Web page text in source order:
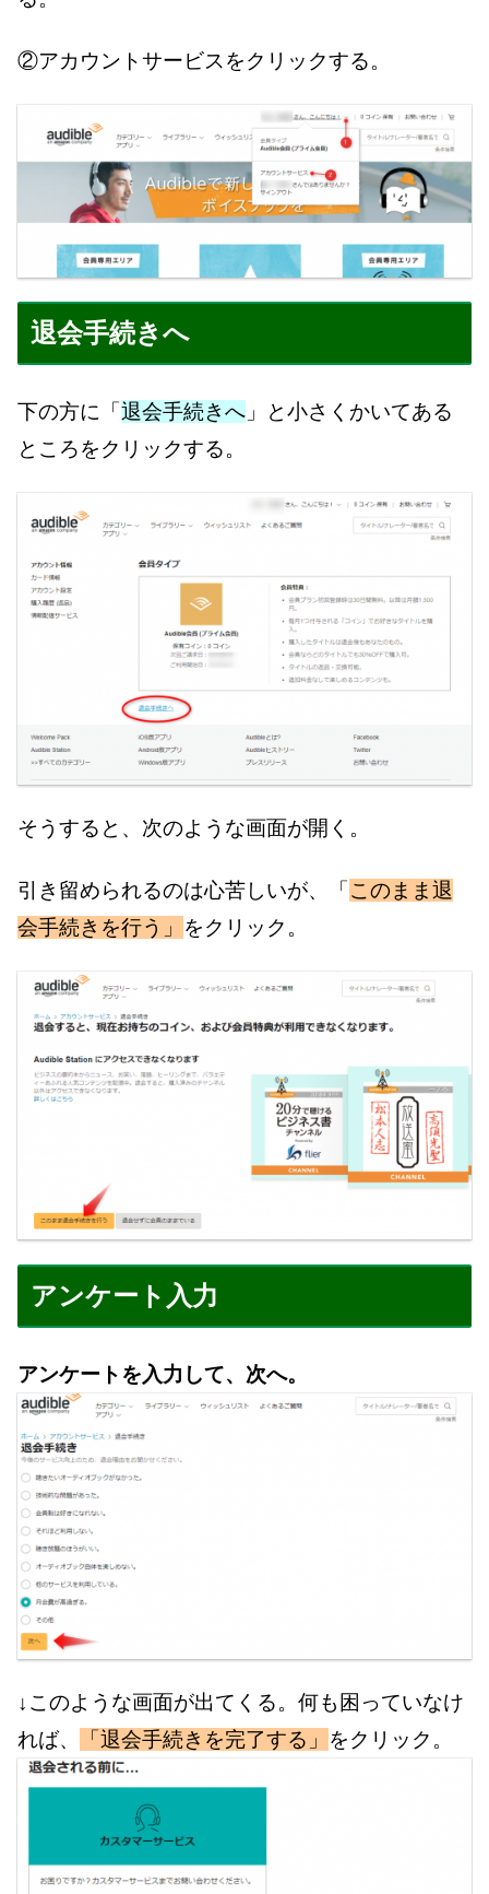
②アカウントサービスをクリックする。
退会手続きへ
下の方に「 退会手続きへ 」と小さくかいてある
ところをクリックする。
そうすると、次のような画面が開く。
引き留められるのは心苦しいが、「このまま退
会手続きを行う」 をクリック。
アンケート入力
アンケートを入力して、次へ。
↓このような画面が出てくる。何も困っていなけ
れば、
「退会手続きを完了する」 をクリック。